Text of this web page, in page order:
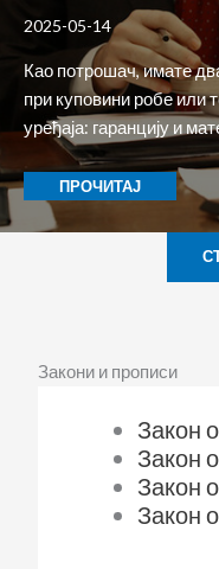
2025-05-14
Као потрошач, имате
при куповини робе или
уређаја: гаранцију и
ПРОЧИТАЈ
Закони и прописи
Закон
Закон
Закон
Закон